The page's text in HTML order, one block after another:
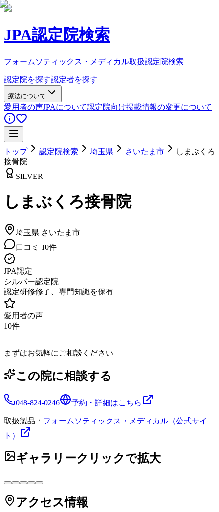
JPA認定院検索
フォームソティックス・メディカル取扱認定院検索
認定院を探す認定者を探す
療法について
愛用者の声JPAについて認定院向け掲載情報の変更について
トップ 認定院検索 埼玉県 さいたま市
しまぶくろ
接骨院
SILVER
しまぶくろ接骨院
埼玉県 さいたま市
口コミ 10件
JPA認定
シルバー認定院
認定研修修了、専門知識を保有
愛用者の声
10件
まずはお気軽にご相談ください
この院に相談する
048-824-0246 予約・詳細はこちら
取扱製品： フォームソティックス・メディカル（公式サイ
ト）
ギャラリークリックで拡大
アクセス情報